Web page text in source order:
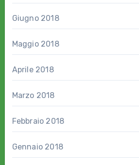
Giugno 2018
Maggio 2018
Aprile 2018
Marzo 2018
Febbraio 2018
Gennaio 2018